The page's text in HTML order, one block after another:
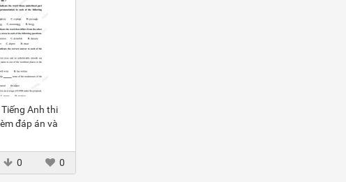
Anh thi
đáp án và
0 0